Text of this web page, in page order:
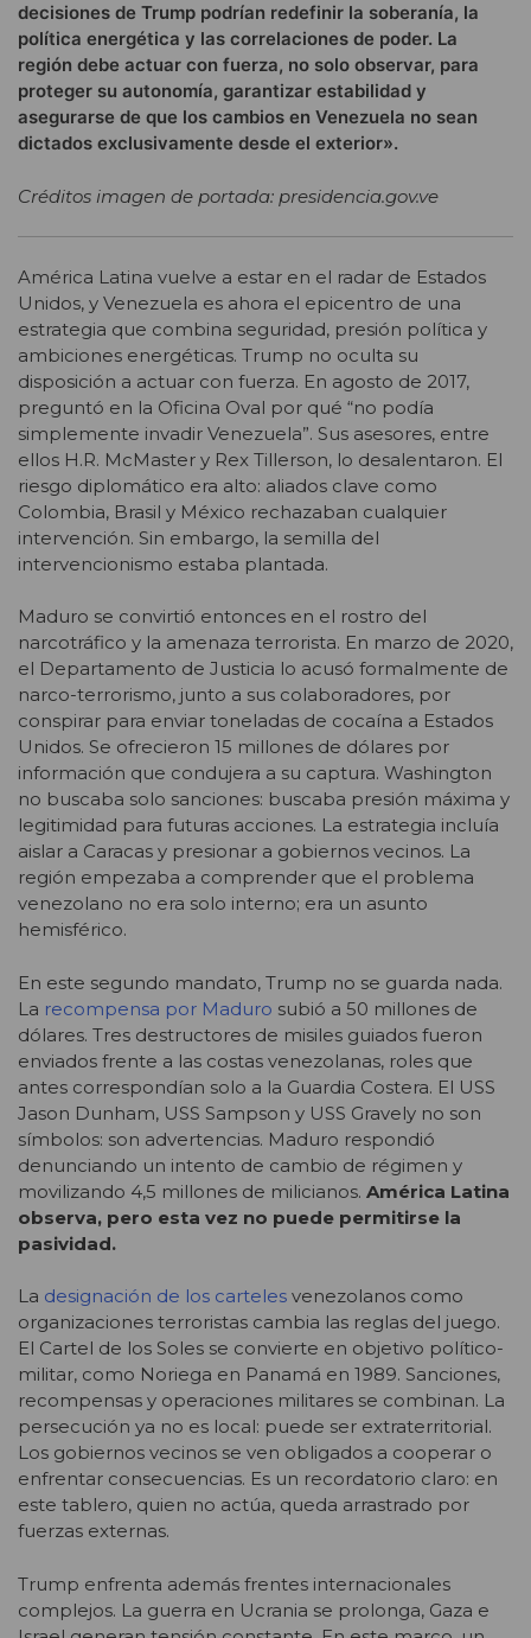
decisiones de Trump podrían redefinir la soberanía, la
política energética y las correlaciones de poder. La
región debe actuar con fuerza, no solo observar, para
proteger su autonomía, garantizar estabilidad y
asegurarse de que los cambios en Venezuela no sean
dictados exclusivamente desde el exterior».
Créditos imagen de portada: presidencia.gov.ve
América Latina vuelve a estar en el radar de Estados
Unidos, y Venezuela es ahora el epicentro de una
estrategia que combina seguridad, presión política y
ambiciones energéticas. Trump no oculta su
disposición a actuar con fuerza. En agosto de 2017,
preguntó en la Oficina Oval por qué “no podía
simplemente invadir Venezuela”. Sus asesores, entre
ellos H.R. McMaster y Rex Tillerson, lo desalentaron. El
riesgo diplomático era alto: aliados clave como
Colombia, Brasil y México rechazaban cualquier
intervención. Sin embargo, la semilla del
intervencionismo estaba plantada.
Maduro se convirtió entonces en el rostro del
narcotráfico y la amenaza terrorista. En marzo de 2020,
el Departamento de Justicia lo acusó formalmente de
narco-terrorismo, junto a sus colaboradores, por
conspirar para enviar toneladas de cocaína a Estados
Unidos. Se ofrecieron 15 millones de dólares por
información que condujera a su captura. Washington
no buscaba solo sanciones: buscaba presión máxima y
legitimidad para futuras acciones. La estrategia incluía
aislar a Caracas y presionar a gobiernos vecinos. La
región empezaba a comprender que el problema
venezolano no era solo interno; era un asunto
hemisférico.
En este segundo mandato, Trump no se guarda nada.
La recompensa por Maduro subió a 50 millones de
dólares. Tres destructores de misiles guiados fueron
enviados frente a las costas venezolanas, roles que
antes correspondían solo a la Guardia Costera. El USS
Jason Dunham, USS Sampson y USS Gravely no son
símbolos: son advertencias. Maduro respondió
denunciando un intento de cambio de régimen y
movilizando 4,5 millones de milicianos. América Latina
observa, pero esta vez no puede permitirse la
pasividad.
La designación de los carteles venezolanos como
organizaciones terroristas cambia las reglas del juego.
El Cartel de los Soles se convierte en objetivo político-
militar, como Noriega en Panamá en 1989. Sanciones,
recompensas y operaciones militares se combinan. La
persecución ya no es local: puede ser extraterritorial.
Los gobiernos vecinos se ven obligados a cooperar o
enfrentar consecuencias. Es un recordatorio claro: en
este tablero, quien no actúa, queda arrastrado por
fuerzas externas.
Trump enfrenta además frentes internacionales
complejos. La guerra en Ucrania se prolonga, Gaza e